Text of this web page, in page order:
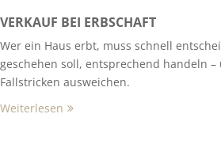
VERKAUF BEI ERBSCHAFT
Wer ein Haus erbt, muss schnell
geschehen soll, entsprechend handeln
Fallstricken ausweichen.
Weiterlesen